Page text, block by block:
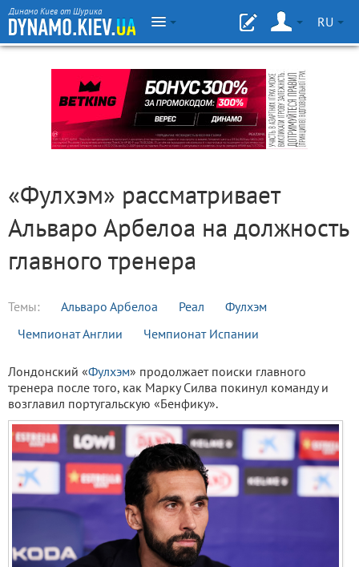
Динамо Киев от Шурика
RU
«Фулхэм» рассматривает
Альваро Арбелоа на должность
главного тренера
Темы: Альваро Арбелоа Реал
Фулхэм
Чемпионат Англии
Чемпионат Испании
Лондонский «Фулхэм» продолжает поиски главного
тренера после того, как Марку Силва покинул команду и
возглавил португальскую «Бенфику».